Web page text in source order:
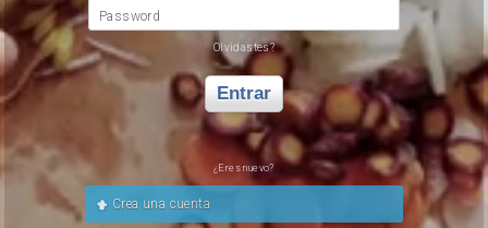
Password
Olvidastes?
Entrar
¿Eres nuevo?
Crea una cuenta